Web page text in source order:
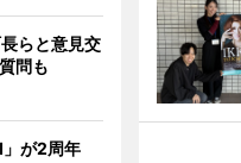
らと意見交
問も
」が2周年